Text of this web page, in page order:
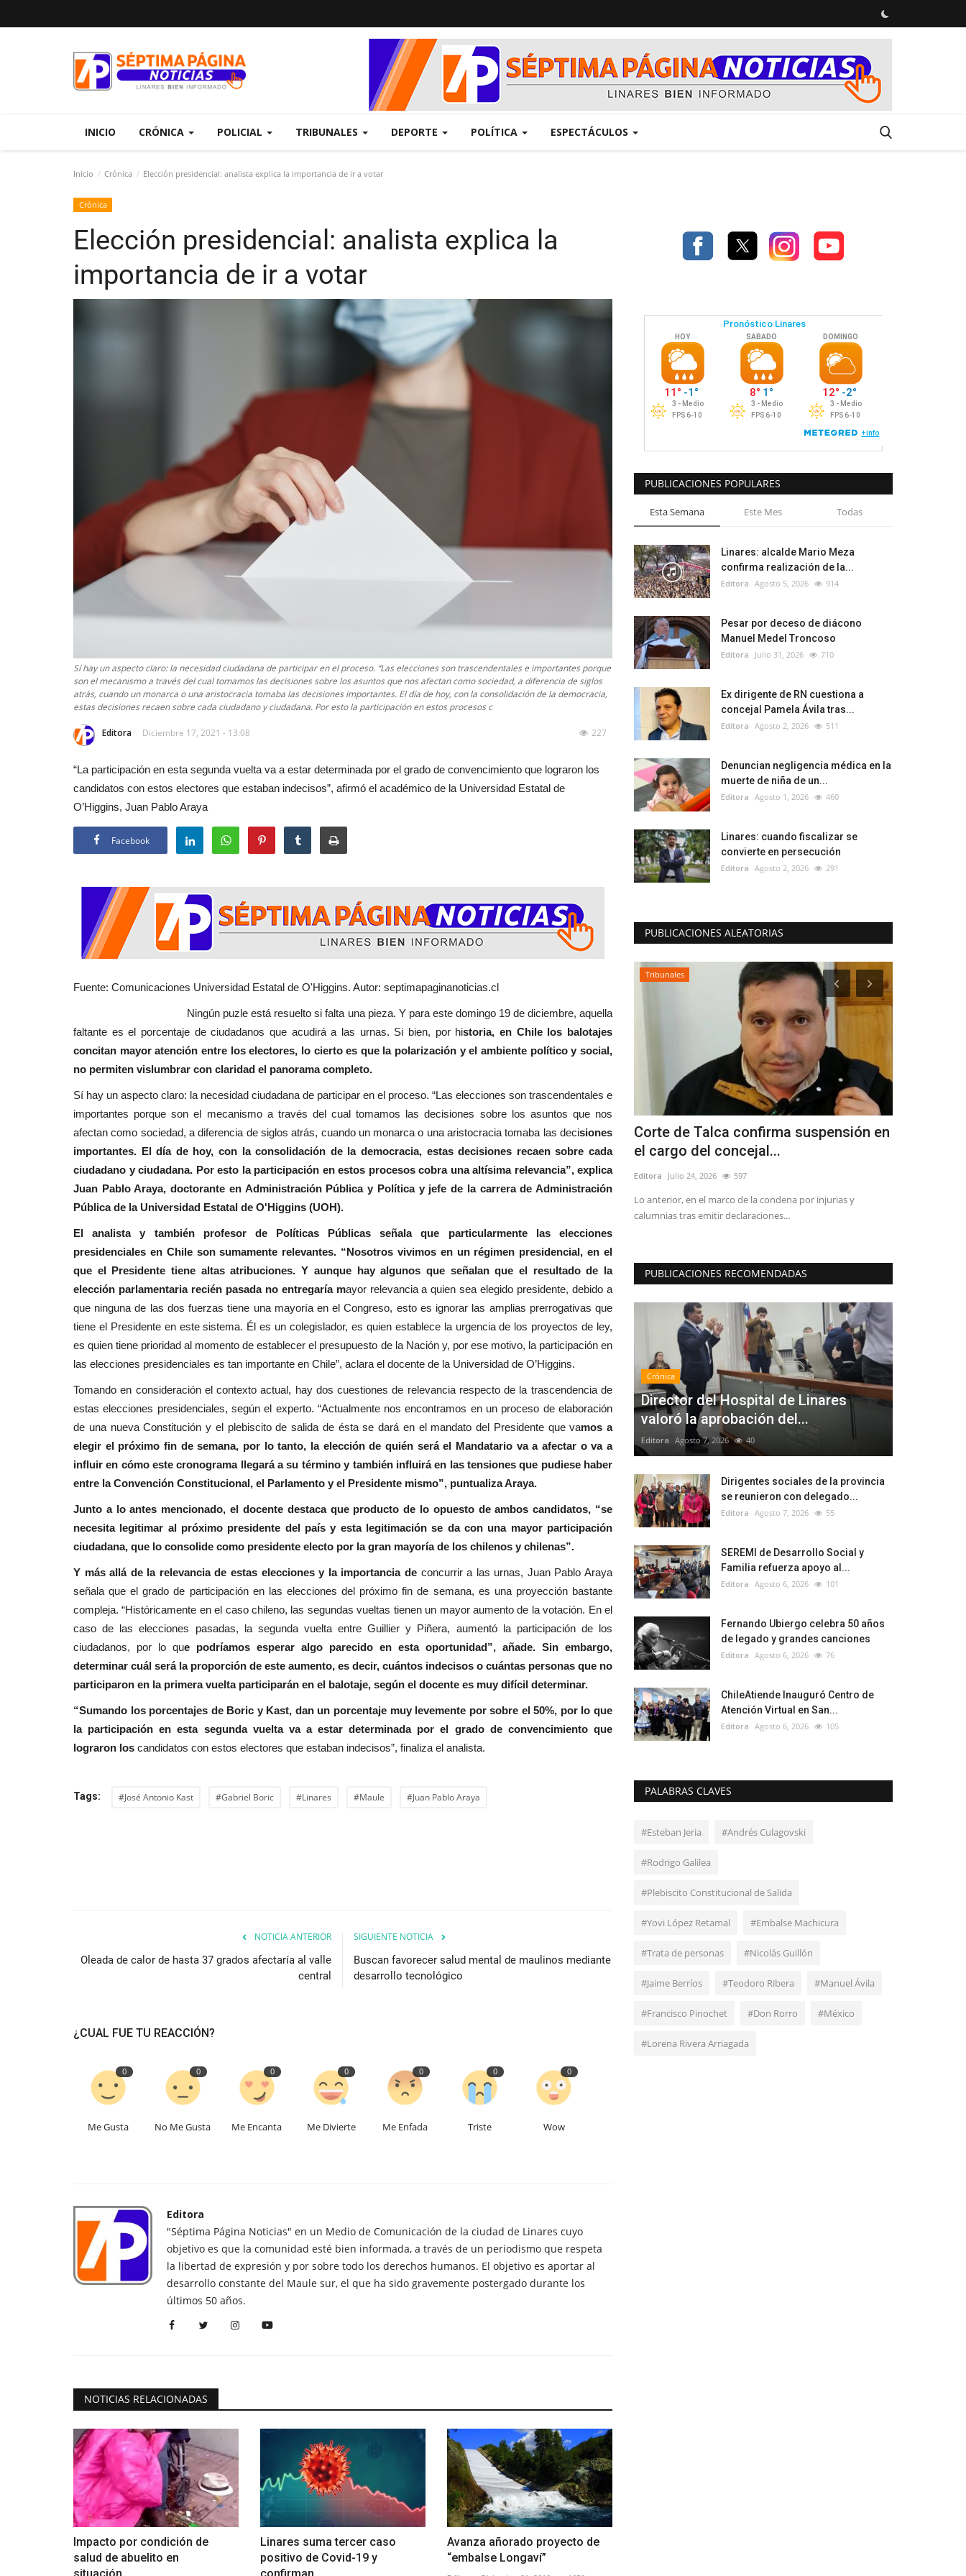
INICIO CRÓNICA POLICIAL TRIBUNALES DEPORTE POLÍTICA ESPECTÁCULOS
Inicio Crónica Elección presidencial: analista explica la importancia de ir a votar
Crónica
Elección presidencial: analista explica la
importancia de ir a votar
Sí hay un aspecto claro: la necesidad ciudadana de participar en el proceso. “Las elecciones son trascendentales e importantes porque
son el mecanismo a través del cual tomamos las decisiones sobre los asuntos que nos afectan como sociedad, a diferencia de siglos
atrás, cuando un monarca o una aristocracia tomaba las decisiones importantes. El día de hoy, con la consolidación de la democracia,
estas decisiones recaen sobre cada ciudadano y ciudadana. Por esto la participación en estos procesos c
Editora Diciembre 17, 2021 - 13:08 227
“La participación en esta segunda vuelta va a estar determinada por el grado de convencimiento que lograron los
candidatos con estos electores que estaban indecisos”, afirmó el académico de la Universidad Estatal de
O’Higgins, Juan Pablo Araya
Facebook
Fuente: Comunicaciones Universidad Estatal de O'Higgins. Autor: septimapaginanoticias.cl
Ningún puzle está resuelto si falta una pieza. Y para este domingo 19 de diciembre, aquella
faltante es el porcentaje de ciudadanos que acudirá a las urnas. Si bien, por historia, en Chile los balotajes
concitan mayor atención entre los electores, lo cierto es que la polarización y el ambiente político y social,
no permiten vislumbrar con claridad el panorama completo.
Sí hay un aspecto claro: la necesidad ciudadana de participar en el proceso. “Las elecciones son trascendentales e
importantes porque son el mecanismo a través del cual tomamos las decisiones sobre los asuntos que nos
afectan como sociedad, a diferencia de siglos atrás, cuando un monarca o una aristocracia tomaba las decisiones
importantes. El día de hoy, con la consolidación de la democracia, estas decisiones recaen sobre cada
ciudadano y ciudadana. Por esto la participación en estos procesos cobra una altísima relevancia”, explica
Juan Pablo Araya, doctorante en Administración Pública y Política y jefe de la carrera de Administración
Pública de la Universidad Estatal de O'Higgins (UOH).
El analista y también profesor de Políticas Públicas señala que particularmente las elecciones
presidenciales en Chile son sumamente relevantes. “Nosotros vivimos en un régimen presidencial, en el
que el Presidente tiene altas atribuciones. Y aunque hay algunos que señalan que el resultado de la
elección parlamentaria recién pasada no entregaría mayor relevancia a quien sea elegido presidente, debido a
que ninguna de las dos fuerzas tiene una mayoría en el Congreso, esto es ignorar las amplias prerrogativas que
tiene el Presidente en este sistema. Él es un colegislador, es quien establece la urgencia de los proyectos de ley,
es quien tiene prioridad al momento de establecer el presupuesto de la Nación y, por ese motivo, la participación en
las elecciones presidenciales es tan importante en Chile”, aclara el docente de la Universidad de O’Higgins.
Tomando en consideración el contexto actual, hay dos cuestiones de relevancia respecto de la trascendencia de
estas elecciones presidenciales, según el experto. “Actualmente nos encontramos en un proceso de elaboración
de una nueva Constitución y el plebiscito de salida de ésta se dará en el mandato del Presidente que vamos a
elegir el próximo fin de semana, por lo tanto, la elección de quién será el Mandatario va a afectar o va a
influir en cómo este cronograma llegará a su término y también influirá en las tensiones que pudiese haber
entre la Convención Constitucional, el Parlamento y el Presidente mismo”, puntualiza Araya.
Junto a lo antes mencionado, el docente destaca que producto de lo opuesto de ambos candidatos, “se
necesita legitimar al próximo presidente del país y esta legitimación se da con una mayor participación
ciudadana, que lo consolide como presidente electo por la gran mayoría de los chilenos y chilenas”.
Y más allá de la relevancia de estas elecciones y la importancia deconcurrir a las urnas, Juan Pablo Araya
señala que el grado de participación en las elecciones del próximo fin de semana, es una proyección bastante
compleja. “Históricamente en el caso chileno, las segundas vueltas tienen un mayor aumento de la votación. En el
caso de las elecciones pasadas, la segunda vuelta entre Guillier y Piñera, aumentó la participación de los
ciudadanos, por lo que podríamos esperar algo parecido en esta oportunidad”, añade. Sin embargo,
determinar cuál será la proporción de este aumento, es decir, cuántos indecisos o cuántas personas que no
participaron en la primera vuelta participarán en el balotaje, según el docente es muy difícil determinar.
“Sumando los porcentajes de Boric y Kast, dan un porcentaje muy levemente por sobre el 50%, por lo que
la participación en esta segunda vuelta va a estar determinada por el grado de convencimiento que
lograron los candidatos con estos electores que estaban indecisos”, finaliza el analista.
Tags: #José Antonio Kast #Gabriel Boric #Linares #Maule #Juan Pablo Araya
NOTICIA ANTERIOR
Oleada de calor de hasta 37 grados afectaría al valle
central
SIGUIENTE NOTICIA
Buscan favorecer salud mental de maulinos mediante
desarrollo tecnológico
¿CUAL FUE TU REACCIÓN?
0
Me Gusta
0
No Me Gusta
0
Me Encanta
0
Me Divierte
0
Me Enfada
0
Triste
0
Wow
Editora
"Séptima Página Noticias" en un Medio de Comunicación de la ciudad de Linares cuyo
objetivo es que la comunidad esté bien informada, a través de un periodismo que respeta
la libertad de expresión y por sobre todo los derechos humanos. El objetivo es aportar al
desarrollo constante del Maule sur, el que ha sido gravemente postergado durante los
últimos 50 años.
NOTICIAS RELACIONADAS
Impacto por condición de
salud de abuelito en
situación...
Linares suma tercer caso
positivo de Covid-19 y
confirman...
Avanza añorado proyecto de
“embalse Longaví”
PUBLICACIONES POPULARES
Esta Semana Este Mes Todas
Linares: alcalde Mario Meza
confirma realización de la...
Editora Agosto 5, 2026 914
Pesar por deceso de diácono
Manuel Medel Troncoso
Editora Julio 31, 2026 710
Ex dirigente de RN cuestiona a
concejal Pamela Ávila tras...
Editora Agosto 2, 2026 511
Denuncian negligencia médica en la
muerte de niña de un...
Editora Agosto 1, 2026 460
Linares: cuando fiscalizar se
convierte en persecución
Editora Agosto 2, 2026 291
PUBLICACIONES ALEATORIAS
(VIDEO) Prisión preventiva para dos
imputados por crimen...
Editora Mayo 18, 2026 532
pública
(VIDEO) PDI desbarata red criminal
dedicada al contrabando...
Editora Mayo 28, 2026 1308
Tribunales
Corte de Talca confirma suspensión en
el cargo del concejal...
Editora Julio 24, 2026 597
Lo anterior, en el marco de la condena por injurias y
calumnias tras emitir declaraciones...
PUBLICACIONES RECOMENDADAS
Crónica
Director del Hospital de Linares
valoró la aprobación del...
Editora Agosto 7, 2026 40
Dirigentes sociales de la provincia
se reunieron con delegado...
Editora Agosto 7, 2026 55
SEREMI de Desarrollo Social y
Familia refuerza apoyo al...
Editora Agosto 6, 2026 101
Fernando Ubiergo celebra 50 años
de legado y grandes canciones
Editora Agosto 6, 2026 76
ChileAtiende Inauguró Centro de
Atención Virtual en San...
Editora Agosto 6, 2026 105
PALABRAS CLAVES
#Esteban Jeria #Andrés Culagovski
#Rodrigo Galilea
#Plebiscito Constitucional de Salida
#Yovi López Retamal #Embalse Machicura
#Trata de personas #Nicolás Guillón
#Jaime Berríos #Teodoro Ribera #Manuel Ávila
#Francisco Pinochet #Don Rorro #México
#Lorena Rivera Arriagada